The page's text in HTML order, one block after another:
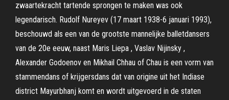
zwaartekracht tartende sprongen te maken was ook
legendarisch. Rudolf Nureyev (17 maart 1938-6 januari 1993),
beschouwd als een van de grootste mannelijke balletdansers
van de 20e eeuw, naast Maris Liepa , Vaslav Nijinsky ,
Alexander Godoenov en Mikhail Chhau of Chau is een vorm van
stammendans of krijgersdans dat van origine uit het Indiase
district Mayurbhanj komt en wordt uitgevoerd in de staten